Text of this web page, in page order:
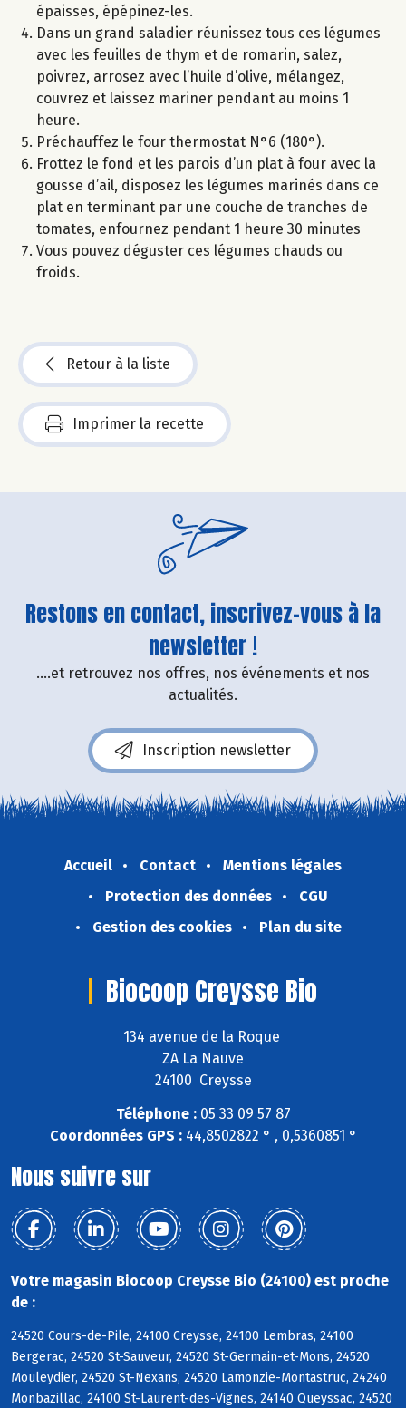
épaisses, épépinez-les.
Dans un grand saladier réunissez tous ces légumes
avec les feuilles de thym et de romarin, salez,
poivrez, arrosez avec l’huile d’olive, mélangez,
couvrez et laissez mariner pendant au moins 1
heure.
Préchauffez le four thermostat N°6 (180°).
Frottez le fond et les parois d’un plat à four avec la
gousse d’ail, disposez les légumes marinés dans ce
plat en terminant par une couche de tranches de
tomates, enfournez pendant 1 heure 30 minutes
Vous pouvez déguster ces légumes chauds ou
froids.
Retour à la liste
Imprimer la recette
Restons en contact, inscrivez-vous à la
newsletter !
....et retrouvez nos offres, nos événements et nos
actualités.
Inscription newsletter
Accueil Contact
Mentions légales
Protection des données
CGU
Gestion des cookies
Plan du site
Biocoop Creysse Bio
134 avenue de la Roque
ZA La Nauve
24100 Creysse
Téléphone :05 33 09 57 87
Coordonnées GPS :44,8502822 ° , 0,5360851 °
Nous suivre sur
Votre magasin Biocoop Creysse Bio (24100) est proche
de :
24520 Cours-de-Pile, 24100 Creysse, 24100 Lembras, 24100
Bergerac, 24520 St-Sauveur, 24520 St-Germain-et-Mons, 24520
Mouleydier, 24520 St-Nexans, 24520 Lamonzie-Montastruc, 24240
Monbazillac, 24100 St-Laurent-des-Vignes, 24140 Queyssac, 24520